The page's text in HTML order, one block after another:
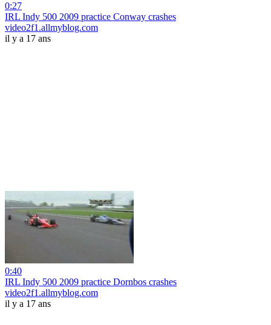
0:27
IRL Indy 500 2009 practice Conway crashes
video2f1.allmyblog.com
il y a 17 ans
0:40
IRL Indy 500 2009 practice Dornbos crashes
video2f1.allmyblog.com
il y a 17 ans